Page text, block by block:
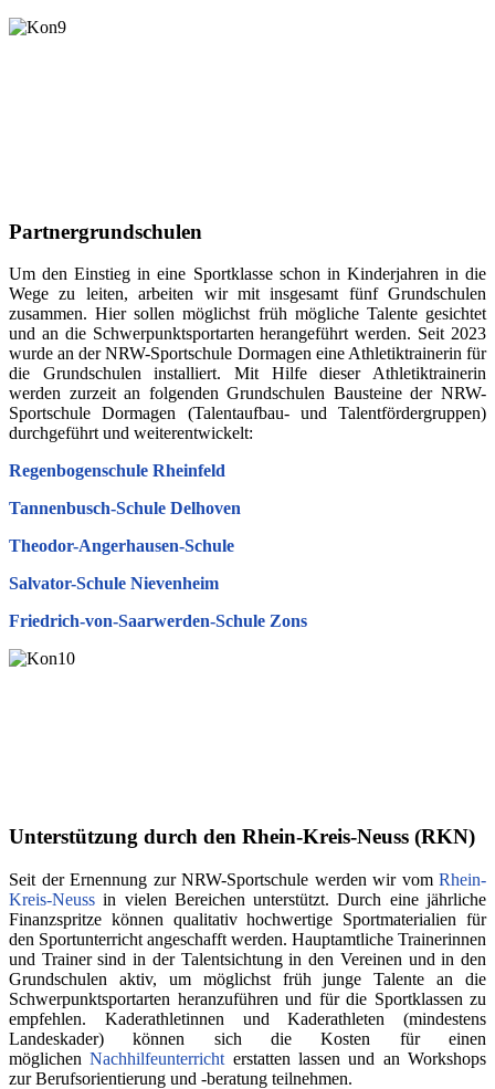
Partnergrundschulen
Um den Einstieg in eine Sportklasse schon in Kinderjahren in die
Wege zu leiten, arbeiten wir mit insgesamt fünf Grundschulen
zusammen. Hier sollen möglichst früh mögliche Talente gesichtet
und an die Schwerpunktsportarten herangeführt werden. Seit 2023
wurde an der NRW-Sportschule Dormagen eine Athletiktrainerin für
die Grundschulen installiert. Mit Hilfe dieser Athletiktrainerin
werden zurzeit an folgenden Grundschulen Bausteine der NRW-
Sportschule Dormagen (Talentaufbau- und Talentfördergruppen)
durchgeführt und weiterentwickelt:
Regenbogenschule Rheinfeld
Tannenbusch-Schule Delhoven
Theodor-Angerhausen-Schule
Salvator-Schule Nievenheim
Friedrich-von-Saarwerden-Schule Zons
Unterstützung durch den Rhein-Kreis-Neuss (RKN)
Seit der Ernennung zur NRW-Sportschule werden wir vom Rhein-
Kreis-Neuss in vielen Bereichen unterstützt. Durch eine jährliche
Finanzspritze können qualitativ hochwertige Sportmaterialien für
den Sportunterricht angeschafft werden. Hauptamtliche Trainerinnen
und Trainer sind in der Talentsichtung in den Vereinen und in den
Grundschulen aktiv, um möglichst früh junge Talente an die
Schwerpunktsportarten heranzuführen und für die Sportklassen zu
empfehlen. Kaderathletinnen und Kaderathleten (mindestens
Landeskader) können sich die Kosten für einen
möglichenNachhilfeunterricht erstatten lassen und an Workshops
zur Berufsorientierung und -beratung teilnehmen.